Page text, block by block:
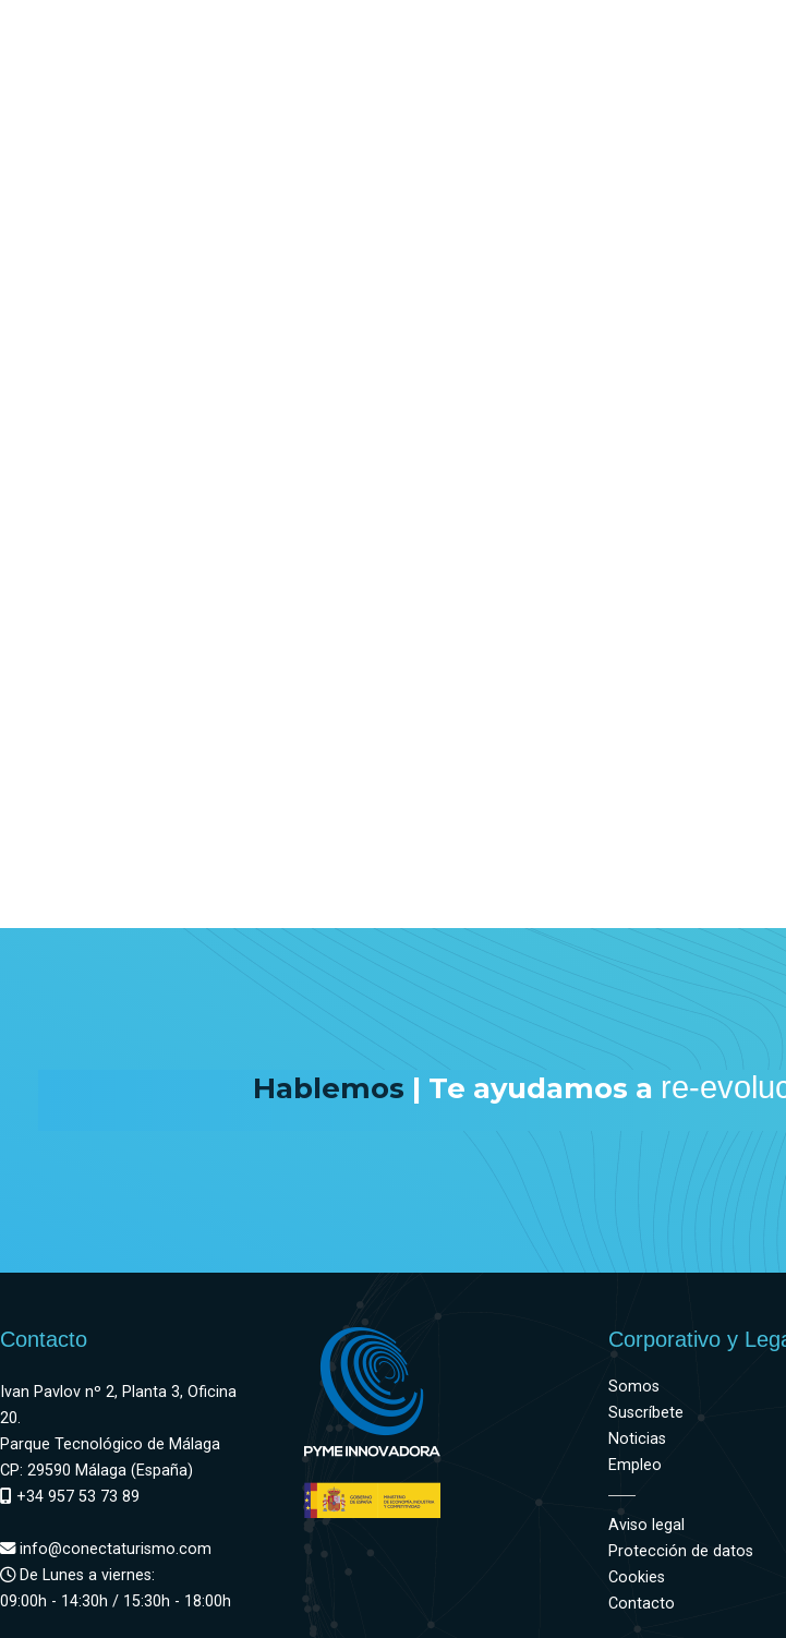
Hablemos | Te ayudamos a re-
Contacto
Ivan Pavlov nº 2, Planta 3, Oficina
20.
Parque Tecnológico de Málaga
CP: 29590 Málaga (España)
+34 957 53 73 89
info@conectaturismo.com
De Lunes a viernes:
09:00h - 14:30h / 15:30h - 18:00h
Corporativo y
Somos
Suscríbete
Noticias
Empleo
Aviso legal
Protección de datos
Cookies
Contacto